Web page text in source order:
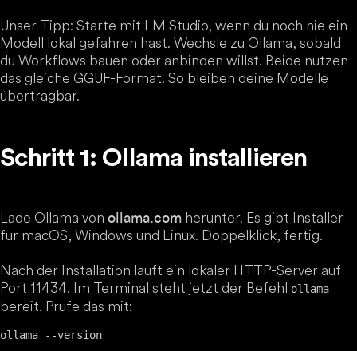
Unser Tipp: Starte mit LM Studio, wenn du noch nie ein
Modell lokal gefahren hast. Wechsle zu Ollama, sobald
du Workflows bauen oder anbinden willst. Beide nutzen
das gleiche GGUF-Format. So bleiben deine Modelle
übertragbar.
Schritt 1: Ollama installieren
Lade Ollama von ollama.com herunter. Es gibt Installer
für macOS, Windows und Linux. Doppelklick, fertig.
Nach der Installation läuft ein lokaler HTTP-Server auf
Port 11434. Im Terminal steht jetzt der Befehl ollama
bereit. Prüfe das mit: